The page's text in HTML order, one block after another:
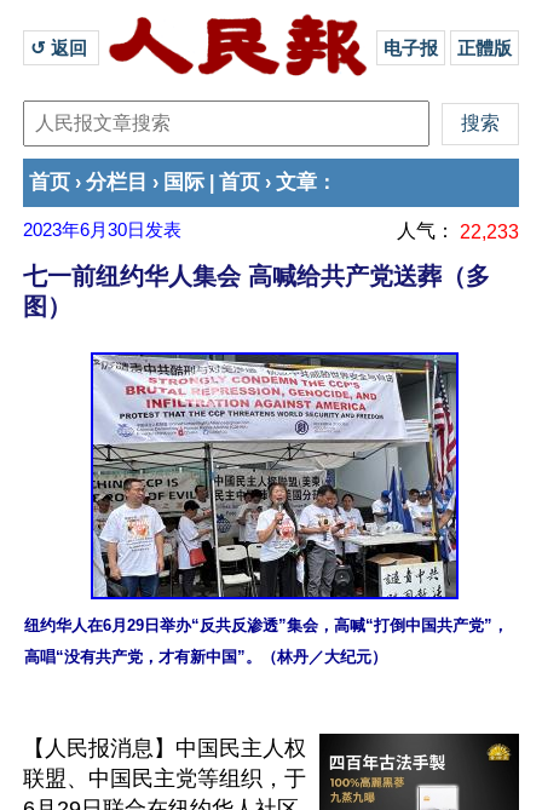
↺ 返回 电子报 正體版
首页 › 分栏目 › 国际 首页 › 文章 ：
2023年6月30日 发表 人气： 22,233
七一前纽约华人集会 高喊给共产党送葬（多
图）
纽约华人在6月29日举办“反共反渗透”集会，高喊“打倒中国共产党”，
高唱“没有共产党，才有新中国”。（林丹／大纪元）
【人民报消息】中国民主人权
联盟、中国民主党等组织，于